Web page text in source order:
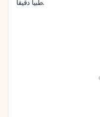
طبياً دقيقاً.